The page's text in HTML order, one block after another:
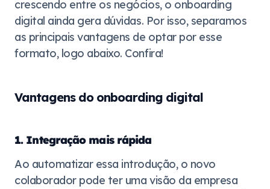
crescendo entre os negócios, o onboarding
digital ainda gera dúvidas. Por isso, separamos
as principais vantagens de optar por esse
formato, logo abaixo. Confira!
Vantagens do onboarding digital
1. Integração mais rápida
Ao automatizar essa introdução, o novo
colaborador pode ter uma visão da empresa